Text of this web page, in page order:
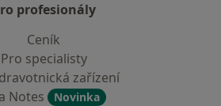
profesionály
Ceník
Pro specialisty
zařízení
Notes
Novinka